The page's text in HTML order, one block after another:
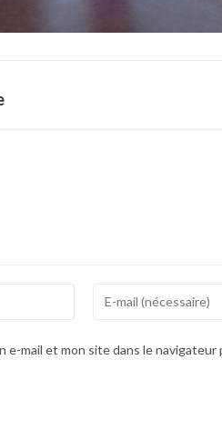
Enter
e-mail et mon site dans le